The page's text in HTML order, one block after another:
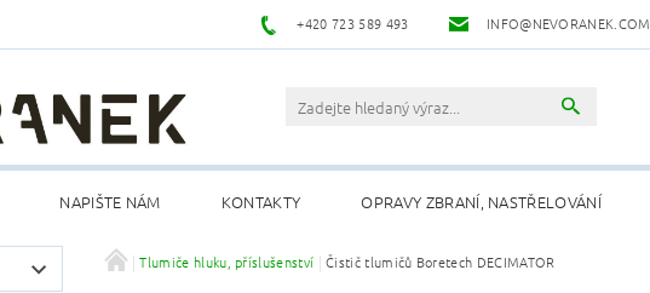
+420 723 589 493 INFO@NEVORANEK.COM
NAPIŠTE NÁM KONTAKTY OPRAVY ZBRANÍ, NASTŘELOVÁNÍ
Tlumiče hluku, příslušenství Čistič tlumičů Boretech DECIMATOR